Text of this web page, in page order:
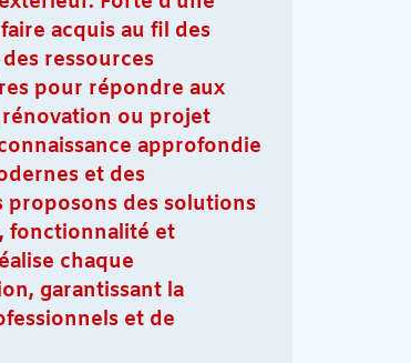
acquis au fil des
ressources
pour répondre aux
ou projet
approfondie
et des
proposons des solutions
fonctionnalité et
chaque
garantissant la
et de